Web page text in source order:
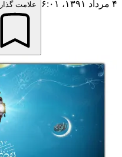
۴ مرداد ۱۳۹۱،‏ ۶:۰۱ علامت